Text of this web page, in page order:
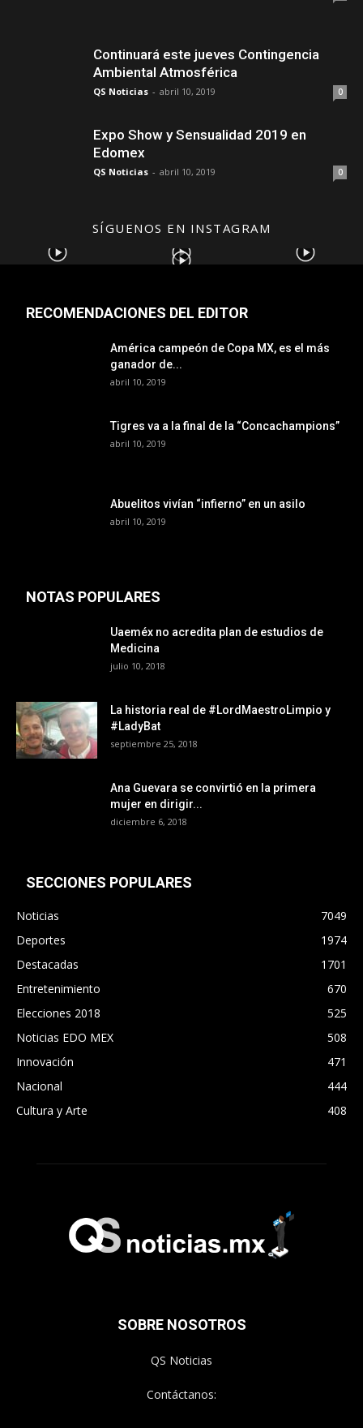
Continuará este jueves Contingencia
Ambiental Atmosférica
QS Noticias - abril 10, 2019 0
Expo Show y Sensualidad 2019 en
Edomex
QS Noticias - abril 10, 2019 0
SÍGUENOS EN INSTAGRAM
RECOMENDACIONES DEL EDITOR
América campeón de Copa MX, es el más
ganador de...
abril 10, 2019
Tigres va a la final de la “Concachampions”
abril 10, 2019
Abuelitos vivían “infierno” en un asilo
abril 10, 2019
NOTAS POPULARES
Uaeméx no acredita plan de estudios de
Medicina
julio 10, 2018
La historia real de #LordMaestroLimpio y
#LadyBat
septiembre 25, 2018
Ana Guevara se convirtió en la primera
mujer en dirigir...
diciembre 6, 2018
SECCIONES POPULARES
Noticias
7049
Deportes
1974
Destacadas
1701
Entretenimiento
670
Elecciones 2018
525
Noticias EDO MEX
508
Innovación
471
Nacional
444
Cultura y Arte
408
SOBRE NOSOTROS
QS Noticias
Contáctanos: